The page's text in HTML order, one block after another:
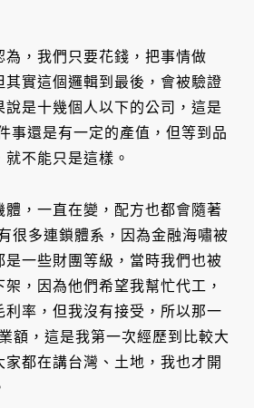
為，我們只要花錢，把事情做
其實這個邏輯到最後，會被驗證
說是十幾個人以下的公司，這是
事還是有一定的產值，但等到品
不能只是這樣。
體，一直在變，配方也都會隨著
很多連鎖體系，因為金融海嘯被
是一些財團等級，當時我們也被
，因為他們希望我幫忙代工，
利率，但我沒有接受，所以那一
額，這是我第一次經歷到比較大
家都在講台灣、土地，我也才開